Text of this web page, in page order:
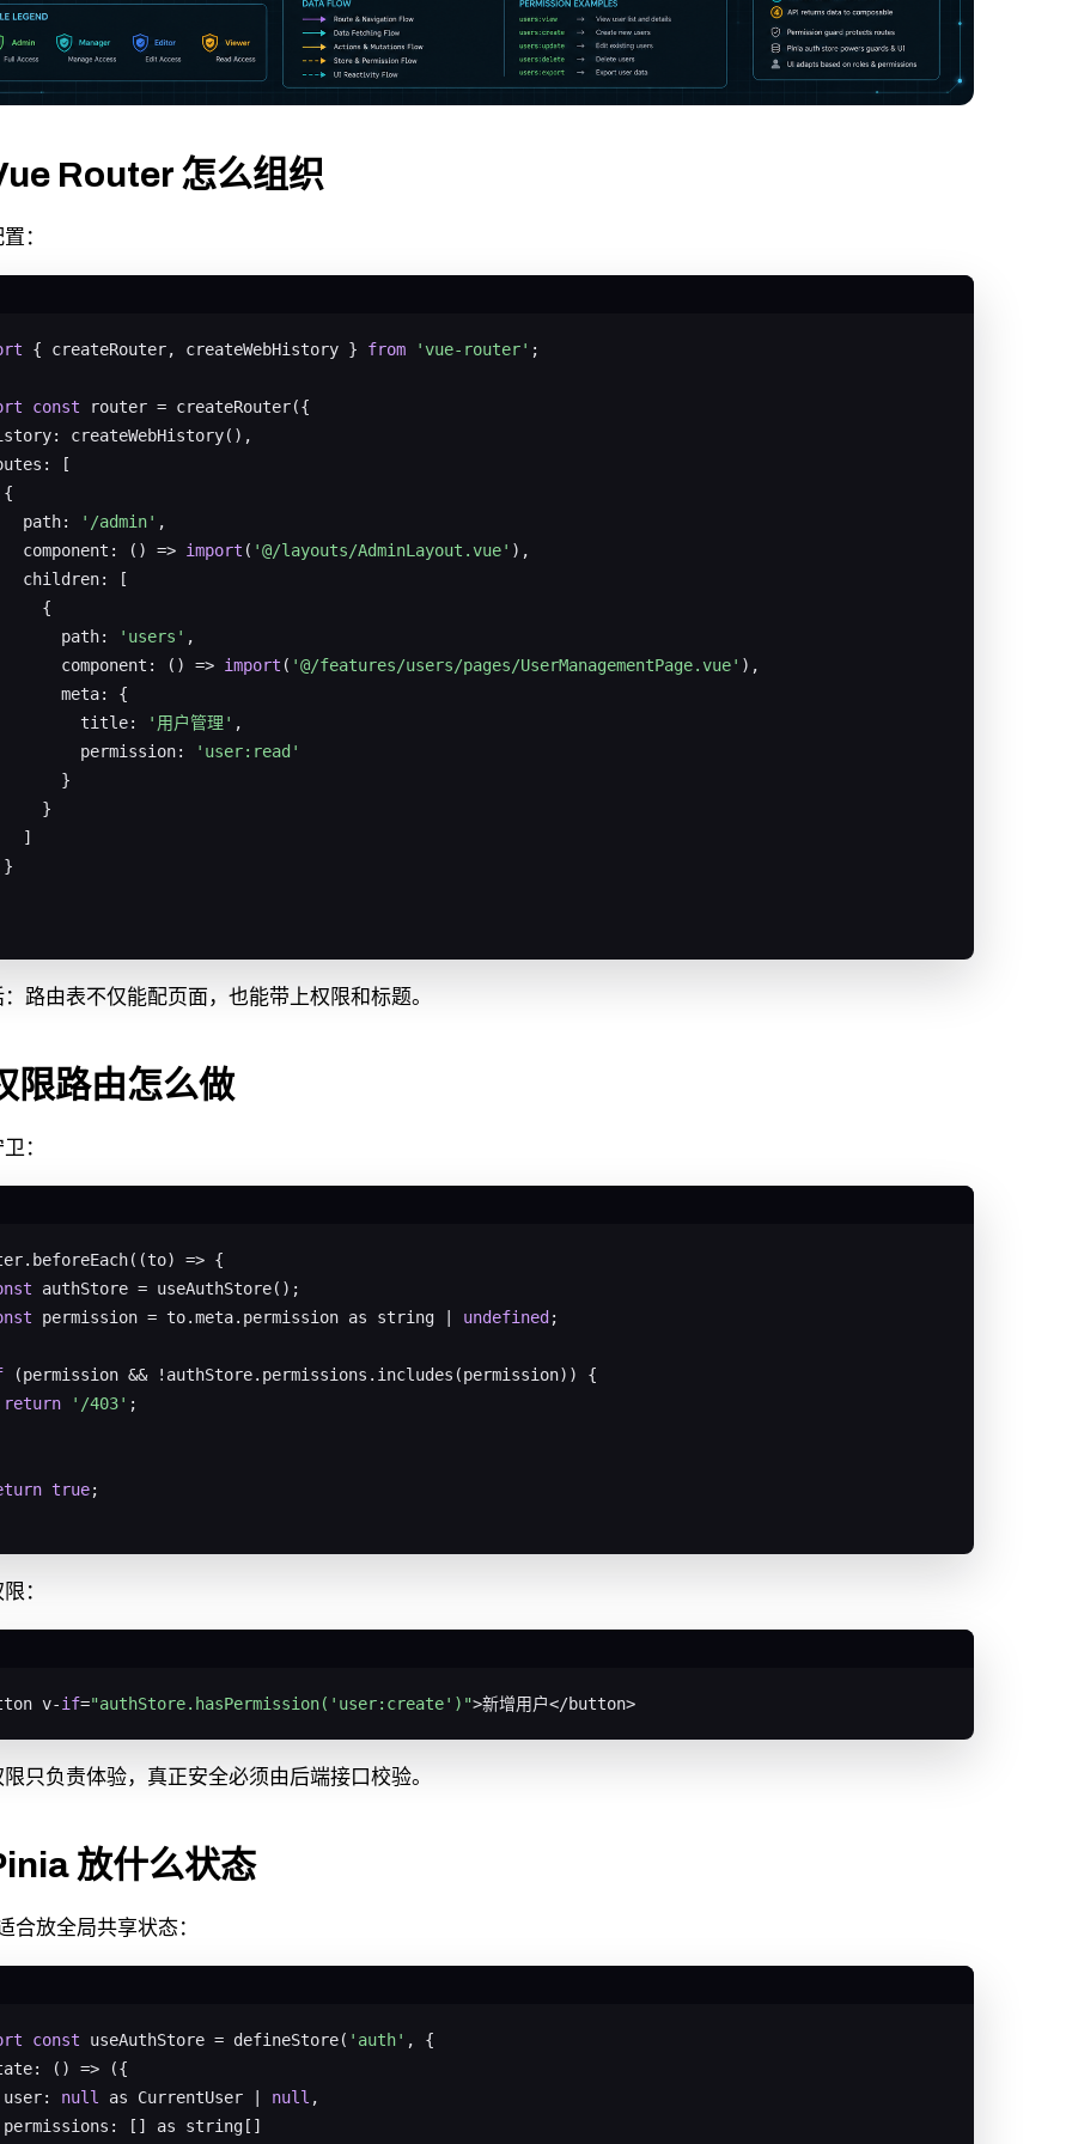
Router 怎么组织
：
{ createRouter, createWebHistory } from 'vue-router' ;
const router = createRouter({
createWebHistory(),
[
path:
'/admin' ,
component: () =>
import ( '@/layouts/AdminLayout.vue' ),
children: [
{
path:
'users' ,
component: () =>
import ( '@/features/users/pages/UserManagementPage.vue' ),
meta: {
title:
'用户管理' ,
permission:
'user:read'
}
}
]
路由表不仅能配页面，也能带上权限和标题。
限路由怎么做
：
=> {
authStore = useAuthStore();
permission = to.meta.permission as string | undefined ;
(permission && !authStore.permissions.includes(permission)) {
return
'/403' ;
true;
：
v-if="authStore.hasPermission('user:create')">新增用户</button>
只负责体验，真正安全必须由后端接口校验。
放什么状态
合放全局共享状态：
const useAuthStore = defineStore( 'auth' , {
() => ({
user:
null as CurrentUser | null ,
[] as string[]